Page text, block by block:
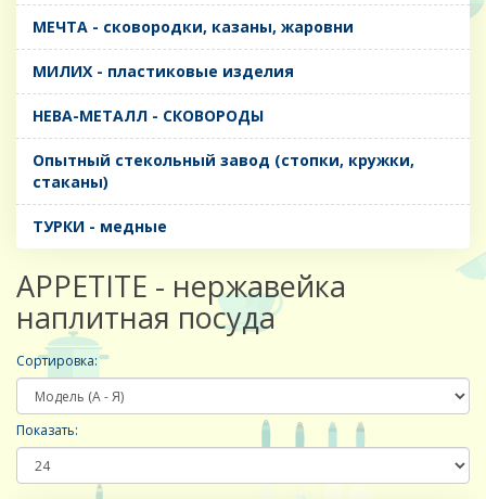
МЕЧТА - сковородки, казаны, жаровни
МИЛИХ - пластиковые изделия
НЕВА-МЕТАЛЛ - СКОВОРОДЫ
Опытный стекольный завод (стопки, кружки,
стаканы)
ТУРКИ - медные
APPETITE - нержавейка
наплитная посуда
Сортировка:
Показать: